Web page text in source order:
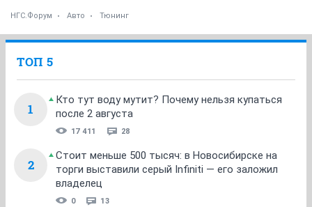
НГС.Форум Авто Тюнинг
ТОП 5
1
Кто тут воду мутит? Почему нельзя купаться
после 2 августа
17 411 28
2
Стоит меньше 500 тысяч: в Новосибирске на
торги выставили серый Infiniti — его заложил
владелец
0 13